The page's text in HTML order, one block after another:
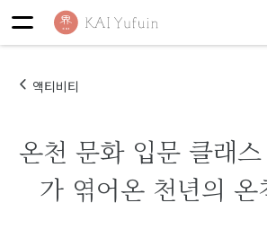
액티비티
온천 문화 입문 클래
가 엮어온 천년의 온